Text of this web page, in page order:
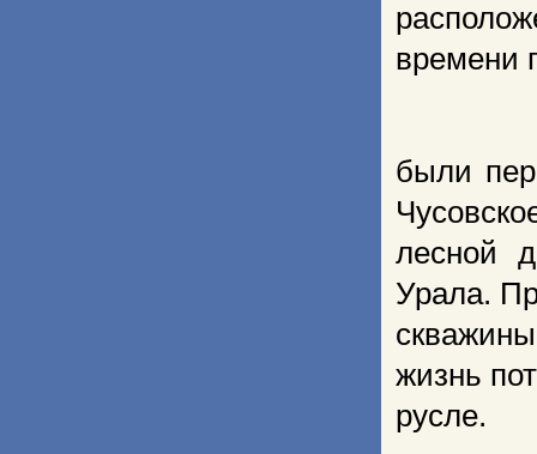
времени
были
лесной
Урала.
жизнь
русле.